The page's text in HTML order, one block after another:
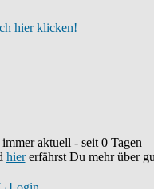
hier klicken!
aktuell - seit 0 Tagen
hiererfährst Du mehr über